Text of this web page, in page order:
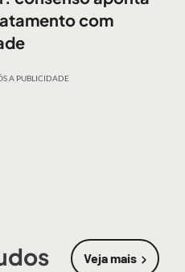
com
A PUBLICIDADE
Veja mais
sobre